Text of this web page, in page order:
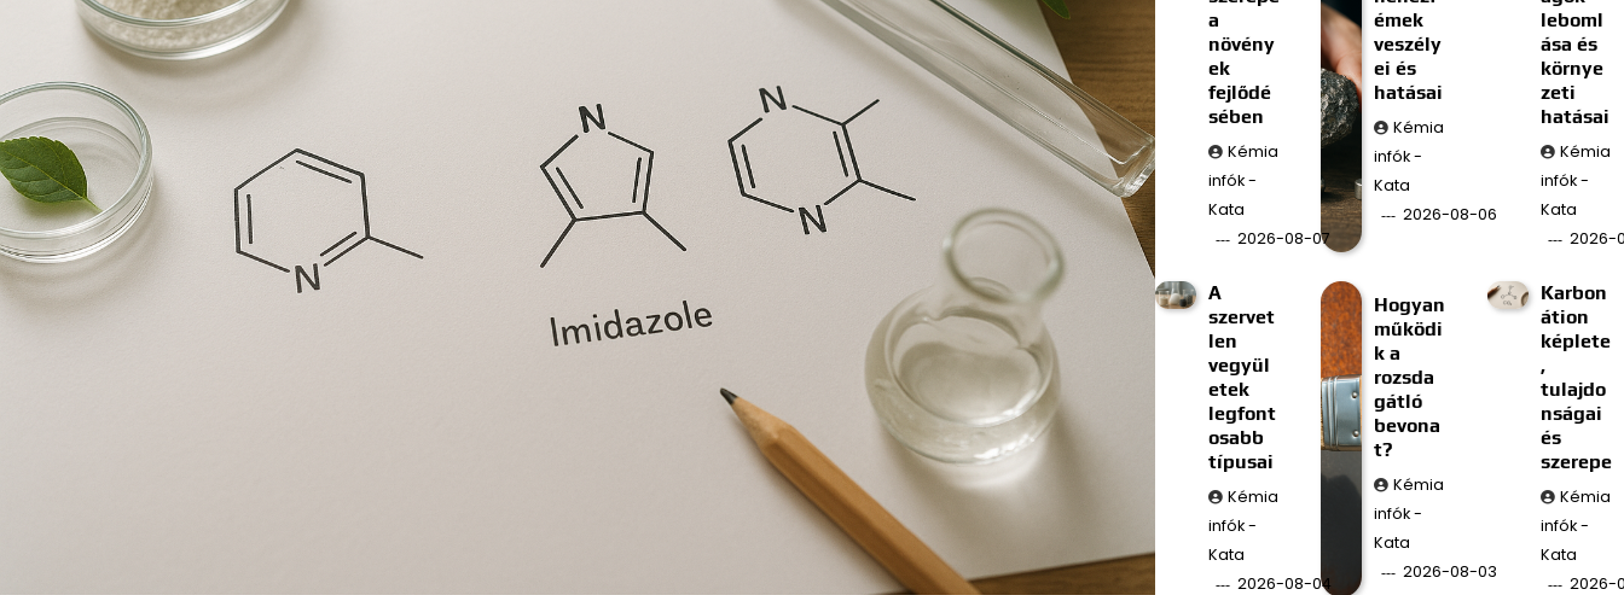
a
növény
ek
fejlődé
sében
Kémia
infók -
Kata
2026-08-07
émek
veszély
ei és
hatásai
Kémia
infók -
Kata
2026-08-06
leboml
ása és
környe
zeti
hatásai
Kémia
infók -
Kata
2026-
A
szervet
len
vegyül
etek
legfont
osabb
típusai
Kémia
infók -
Kata
2026-08-04
Hogyan
működi
k a
rozsda
gátló
bevona
t?
Kémia
infók -
Kata
2026-08-03
Karbon
átion
képlete
,
tulajdo
nságai
és
szerepe
Kémia
infók -
Kata
2026-